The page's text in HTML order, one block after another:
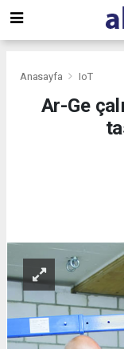
Anasayfa IoT
Ar-Ge